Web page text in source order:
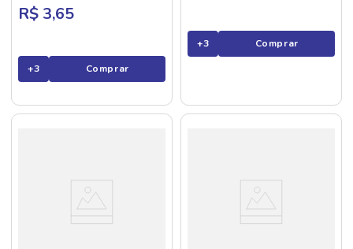
R$ 3,65
+3 Comprar
+3 Comprar